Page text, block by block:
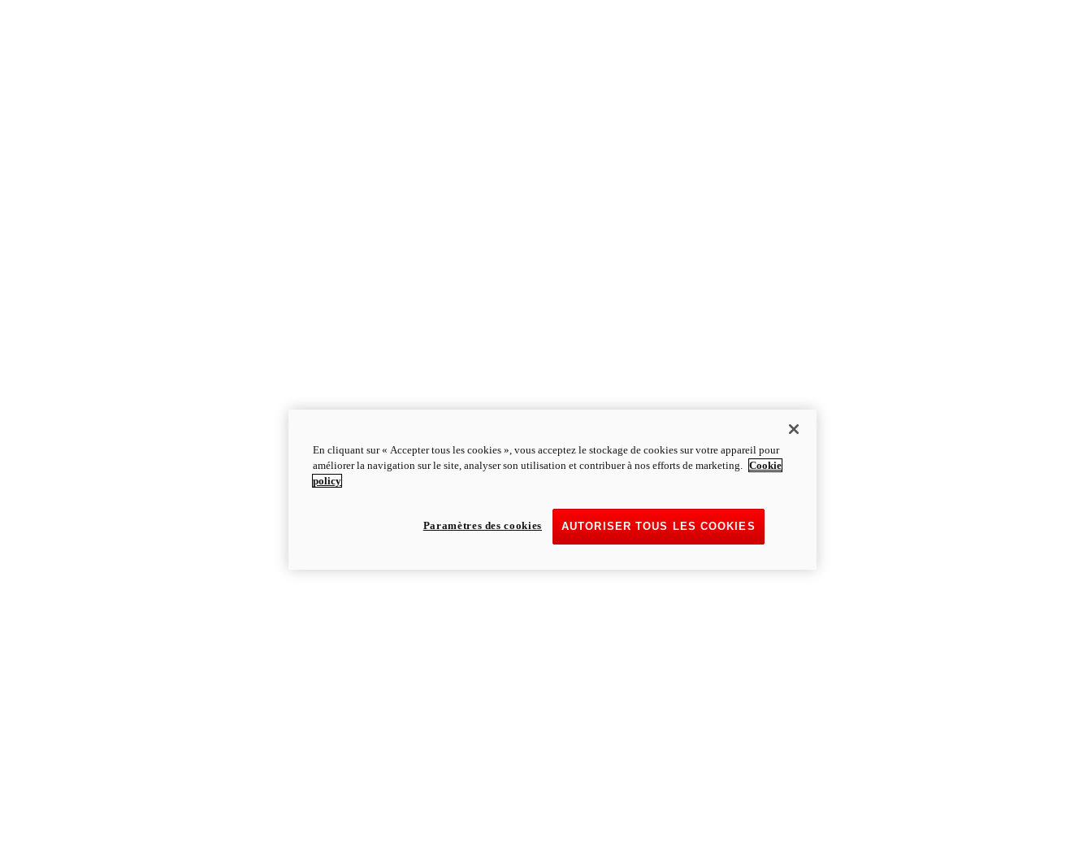
En cliquant sur « Accepter tous les cookies », vous acceptez le stockage de cookies sur votre appareil pour
améliorer la navigation sur le site, analyser son utilisation et contribuer à nos efforts de marketing. Cookie
policy
AUTORISER TOUS LES COOKIES
Paramètres des cookies